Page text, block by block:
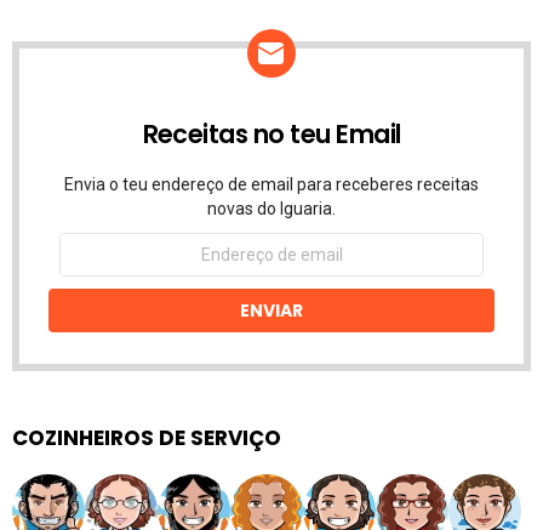
Receitas no teu Email
Envia o teu endereço de email para receberes receitas
novas do Iguaria.
Endereço
email
ENVIAR
COZINHEIROS DE SERVIÇO